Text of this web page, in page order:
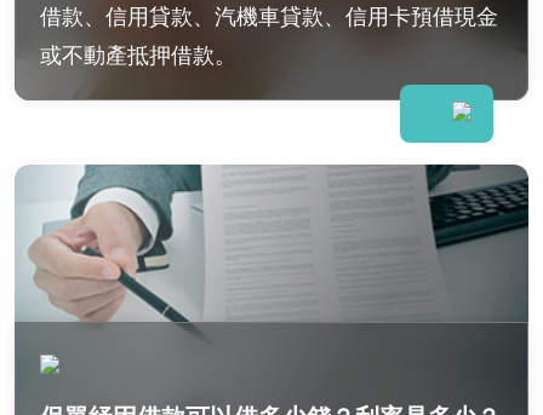
借款、信用貸款、汽機車貸款、信用卡預借現金
或不動產抵押借款。